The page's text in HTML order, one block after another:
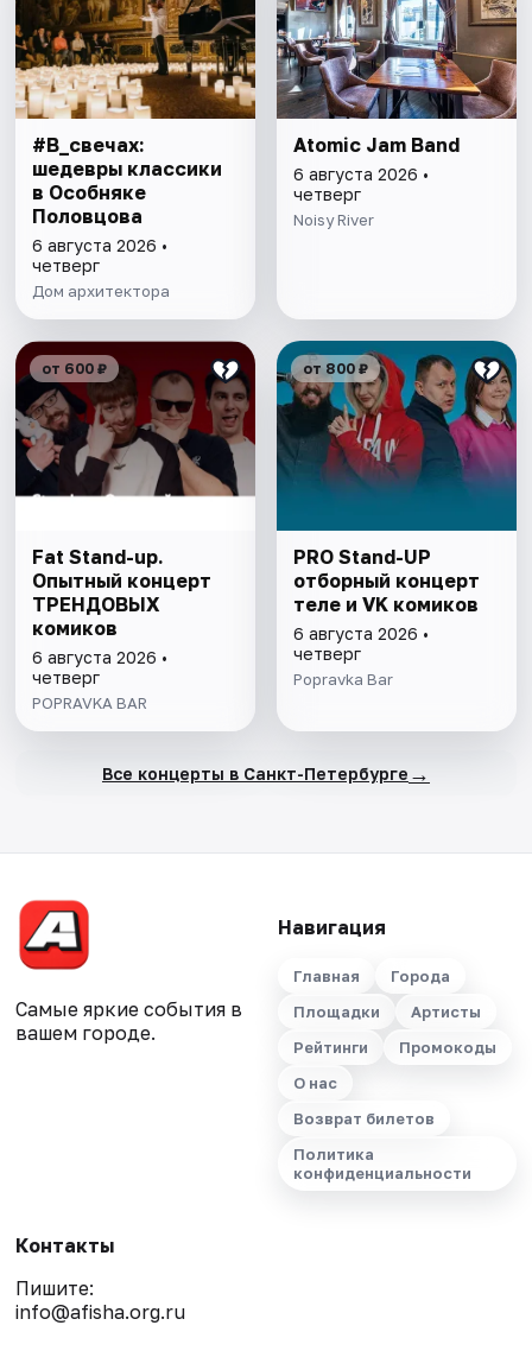
#В_свечах:
шедевры классики
в Особняке
Половцова
6 августа 2026 •
четверг
Дом архитектора
Atomic Jam Band
6 августа 2026 •
четверг
Noisy River
от 600 ₽
Fat Stand-up.
Опытный концерт
ТРЕНДОВЫХ
комиков
6 августа 2026 •
четверг
POPRAVKA BAR
от 800 ₽
PRO Stand-UP
отборный концерт
теле и VK комиков
6 августа 2026 •
четверг
Popravka Bar
Все концерты в Санкт-Петербурге →
Самые яркие события в
вашем городе.
Навигация
Главная
Города
Площадки
Артисты
Рейтинги
Промокоды
О нас
Возврат билетов
Политика
конфиденциальности
Контакты
Пишите:
info@afisha.org.ru